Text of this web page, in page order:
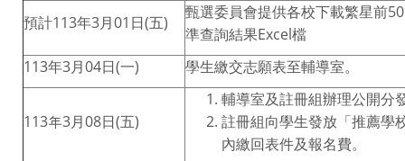
預計113年3月01日(五)
甄選委員會提供各校下載繁星前
準查詢結果Excel檔
113年3月04日(一)
學生繳交志願表至輔導室。
113年3月08日(五)
輔導室及註冊組辦理公開分
註冊組向學生發放「推薦學
內繳回表件及報名費。